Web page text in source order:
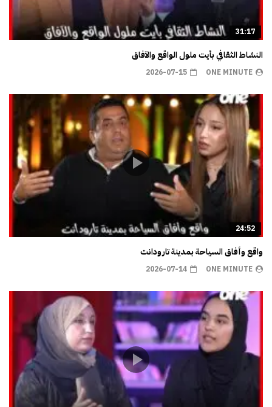
31:17
النشاط الثقافي بأيت ملول الواقع والآفاق
ONE MINUTE
2026-07-15
24:52
واقع وأفاق السياحة بمدينة تارودانت
ONE MINUTE
2026-07-14